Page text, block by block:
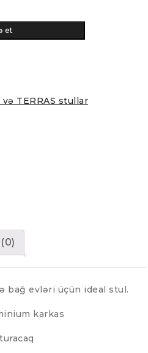
et
və TERRAS stullar
bağ evləri üçün ideal stul.
karkas